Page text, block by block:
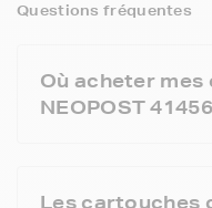
Questions fréquentes
Où acheter
NEOPOST
Les cartouches